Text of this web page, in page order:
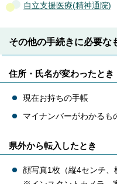
自立支援医療(精神通院)
その他の手続きに必要な
住所・氏名が変わったとき
現在お持ちの手帳
マイナンバーがわかるも
県外から転入したとき
顔写真1枚（縦4センチ、